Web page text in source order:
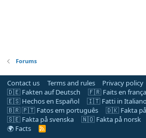
Forums
Contact us Terms and rules Privacy policy
🇩🇪 Fakten auf Deutsch
🇫🇷 Faits en
🇪🇸 Hechos en Español
🇮🇹 Fatti in Italiano
🇧🇷 🇵🇹 Fatos em português
🇩🇰 Fakta
🇸🇪 Fakta på svenska
🇳🇴 Fakta på norsk
🌍 Facts
R